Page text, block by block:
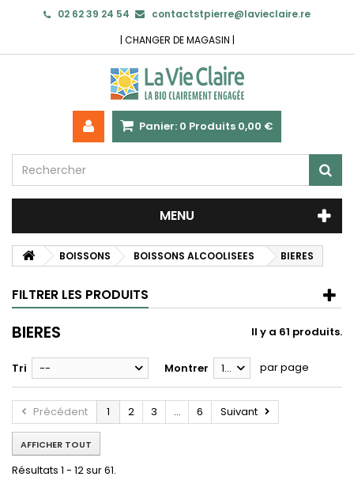
02 62 39 24 54
contactstpierre@lavieclaire.re
| CHANGER DE MAGASIN |
Panier: 0 Produits 0,00 €
MENU
BOISSONS BOISSONS ALCOOLISEES BIERES
FILTRER LES PRODUITS
BIERES Il y a 61 produits.
Tri -- Montrer 12 par page
Précédent 1 2 3 ... 6 Suivant
AFFICHER TOUT
Résultats 1 - 12 sur 61.